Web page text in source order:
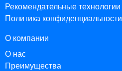
Рекомендательные технологии
Политика конфиденциальности
О компании
О нас
Преимущества